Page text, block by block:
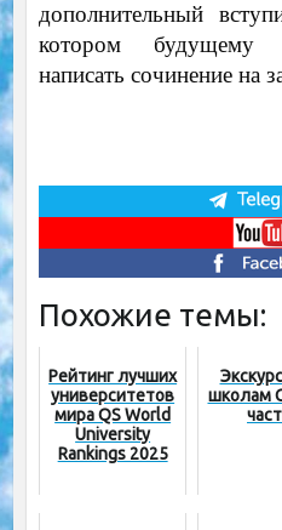
дополнительный
котором будущему
написать сочинение на
Похожие темы:
Рейтинг лучших
университетов
мира QS World
University
Rankings 2025
школам